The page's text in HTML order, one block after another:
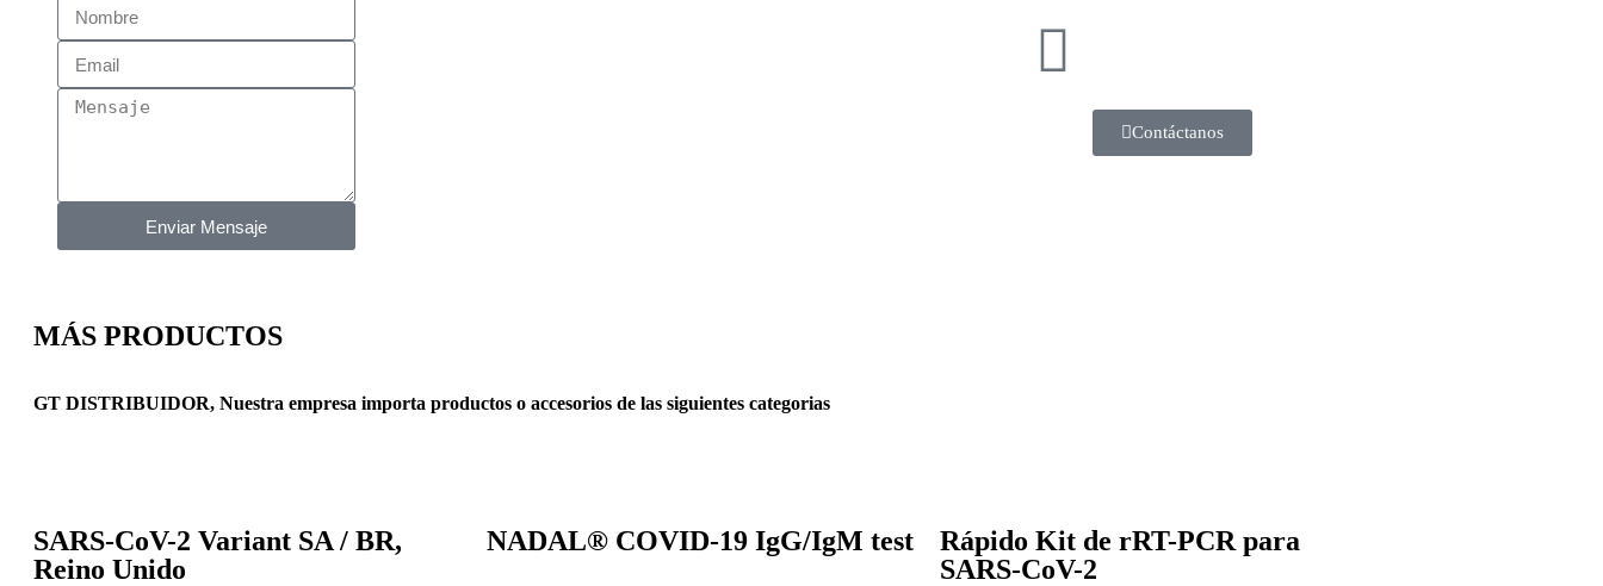
Enviar Mensaje
Contáctanos
MÁS PRODUCTOS
GT DISTRIBUIDOR, Nuestra empresa importa productos o accesorios de las siguientes categorias
SARS-CoV-2 Variant SA / BR,
Reino Unido
NADAL® COVID-19 IgG/IgM test
Rápido Kit de rRT-PCR para
SARS-CoV-2